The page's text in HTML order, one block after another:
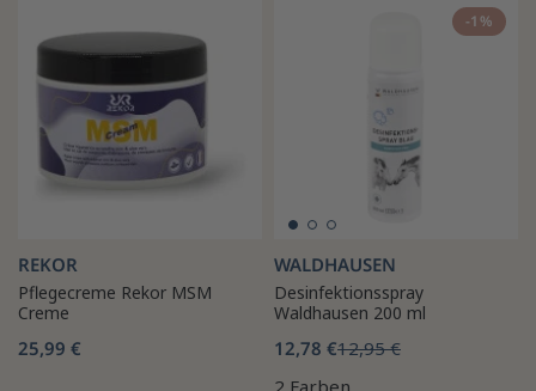
REKOR
Pflegecreme Rekor MSM
Creme
25,99 €
-1%
WALDHAUSEN
Desinfektionsspray
Waldhausen 200 ml
12,78 €12,95 €
2 Farben